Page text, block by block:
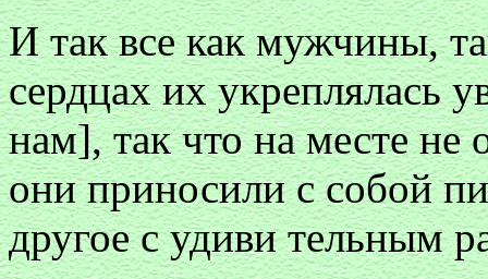
И так все как мужчины,
сердцах их укреплялась
нам], так что на месте не
они приносили с собой
другое с удиви тельным